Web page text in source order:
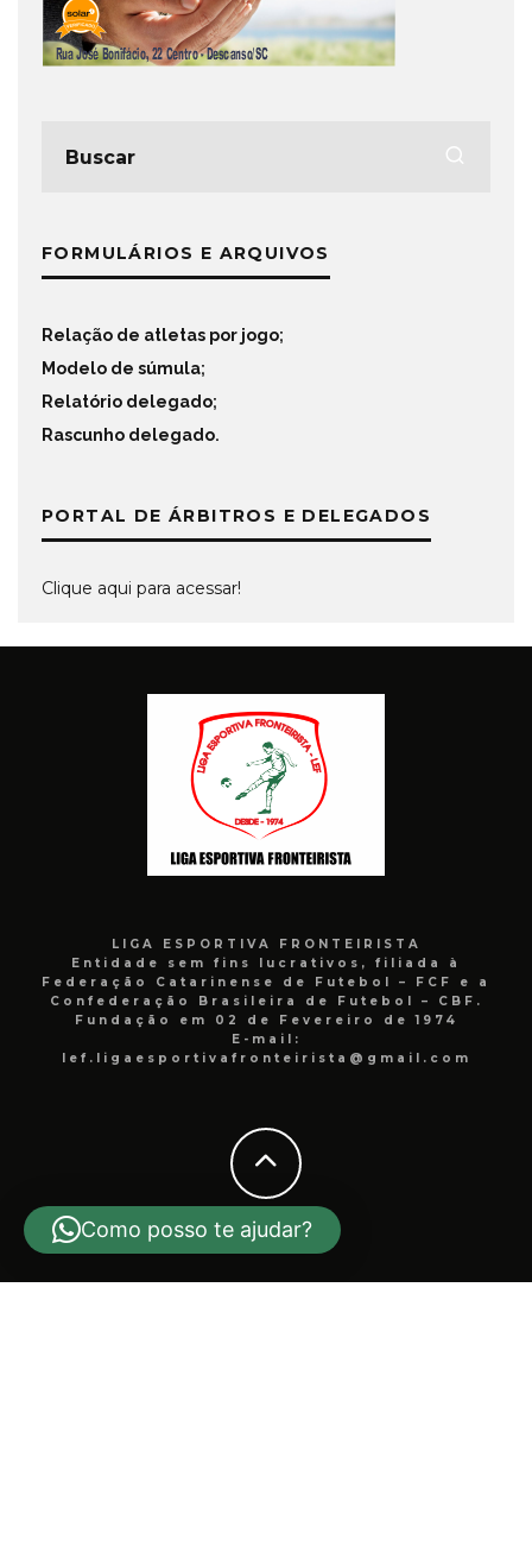
FORMULÁRIOS E ARQUIVOS
Relação de atletas por jogo;
Modelo de súmula;
Relatório delegado;
Rascunho delegado.
PORTAL DE ÁRBITROS E DELEGADOS
Clique aqui para acessar!
LIGA ESPORTIVA FRONTEIRISTA
Entidade sem fins lucrativos, filiada à
Federação Catarinense de Futebol – FCF e a
Confederação Brasileira de Futebol – CBF.
Fundação em 02 de Fevereiro de 1974
E-mail:
lef.ligaesportivafronteirista@gmail.com
Como posso te ajudar?